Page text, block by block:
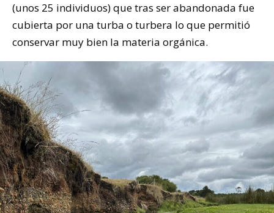
(unos 25 individuos) que tras ser abandonada fue
cubierta por una turba o turbera lo que permitió
conservar muy bien la materia orgánica.